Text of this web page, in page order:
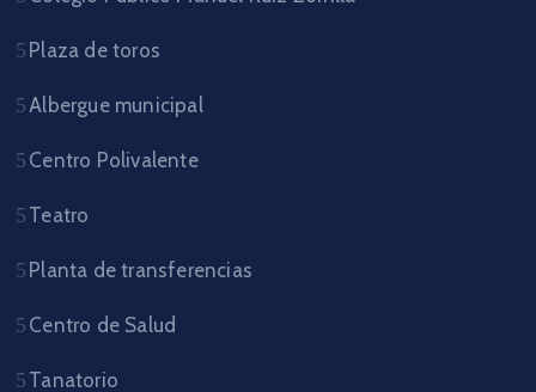
Plaza de toros
Albergue municipal
Centro Polivalente
Teatro
Planta de transferencias
Centro de Salud
Tanatorio